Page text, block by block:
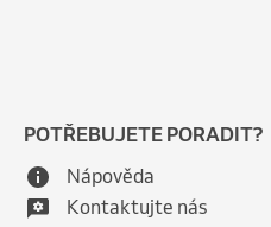
POTŘEBUJETE PORADIT?
Nápověda
Kontaktujte nás